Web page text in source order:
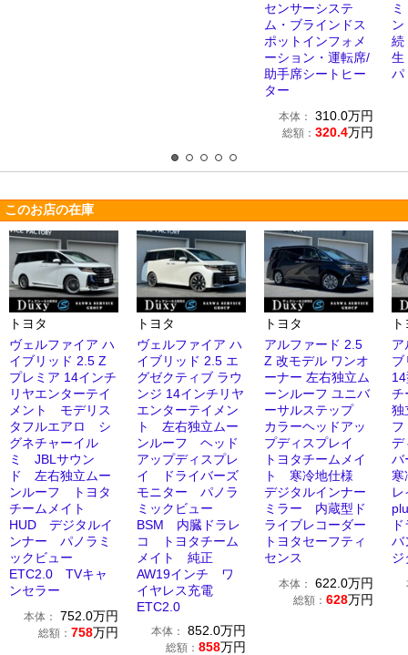
センサーシステ
ム・ブラインドス
ポットインフォメ
ーション・運転席/
助手席シートヒー
ター
本体： 310.0万円
総額： 320.4万円
パ
このお店の在庫
トヨタ
ヴェルファイア ハ
イブリッド 2.5 Z
プレミア 14インチ
リヤエンターテイ
メント モデリス
タフルエアロ シ
グネチャーイル
ミ JBLサウン
ド 左右独立ムー
ンルーフ トヨタ
チームメイト
HUD デジタルイ
ンナー パノラミ
ックビュー
ETC2.0 TVキャ
ンセラー
本体： 752.0万円
総額： 758万円
トヨタ
ヴェルファイア ハ
イブリッド 2.5 エ
グゼクティブ ラウ
ンジ 14インチリヤ
エンターテイメン
ト 左右独立ムー
ンルーフ ヘッド
アップディスプレ
イ ドライバーズ
モニター パノラ
ミックビュー
BSM 内臓ドラレ
コ トヨタチーム
メイト 純正
AW19インチ ワ
イヤレス充電
ETC2.0
本体： 852.0万円
総額： 858万円
トヨタ
アルファード 2.5
Z 改モデル ワンオ
ーナー 左右独立ム
ーンルーフ ユニバ
ーサルステップ
カラーヘッドアッ
プディスプレイ
トヨタチームメイ
ト 寒冷地仕様
デジタルインナー
ミラー 内蔵型ド
ライブレコーダー
トヨタセーフティ
センス
本体： 622.0万円
総額： 628万円
ア
ブ
チ
独
デ
バ
バ
ジ